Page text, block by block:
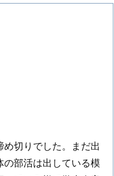
切りでした。まだ出
の部活は出している模